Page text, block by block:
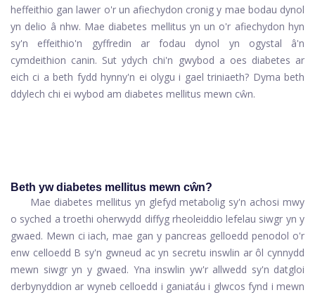
heffeithio gan lawer o'r un afiechydon cronig y mae bodau dynol
yn delio â nhw. Mae diabetes mellitus yn un o'r afiechydon hyn
sy'n effeithio'n gyffredin ar fodau dynol yn ogystal â'n
cymdeithion canin. Sut ydych chi'n gwybod a oes diabetes ar
eich ci a beth fydd hynny'n ei olygu i gael triniaeth? Dyma beth
ddylech chi ei wybod am diabetes mellitus mewn cŵn.
Beth yw diabetes mellitus mewn cŵn?
Mae diabetes mellitus yn glefyd metabolig sy'n achosi mwy
o syched a troethi oherwydd diffyg rheoleiddio lefelau siwgr yn y
gwaed. Mewn ci iach, mae gan y pancreas gelloedd penodol o'r
enw celloedd B sy'n gwneud ac yn secretu inswlin ar ôl cynnydd
mewn siwgr yn y gwaed. Yna inswlin yw'r allwedd sy'n datgloi
derbynyddion ar wyneb celloedd i ganiatáu i glwcos fynd i mewn